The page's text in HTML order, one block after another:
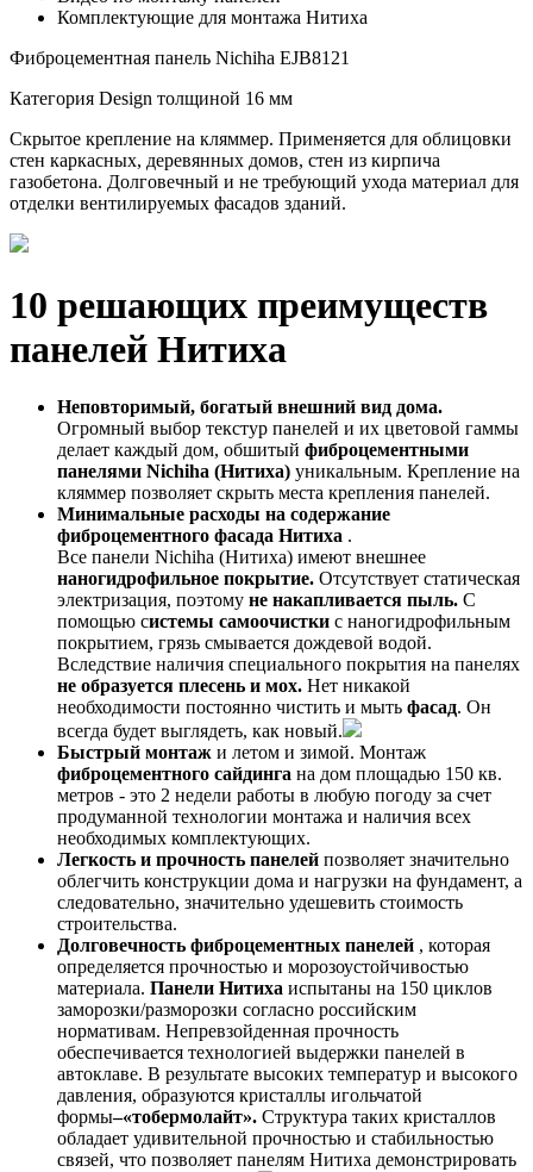
Комплектующие для монтажа Нитиха
Фиброцементная панель Nichiha EJB8121
Категория Design толщиной 16 мм
Скрытое крепление на кляммер. Применяется для облицовки
стен каркасных, деревянных домов, стен из кирпича
газобетона. Долговечный и не требующий ухода материал для
отделки вентилируемых фасадов зданий.
10 решающих преимуществ
панелей Нитиха
Неповторимый, богатый внешний вид дома.
Огромный выбор текстур панелей и их цветовой гаммы
делает каждый дом, обшитый фиброцементными
панелями Nichiha (Нитиха) уникальным. Крепление на
кляммер позволяет скрыть места крепления панелей.
Минимальные расходы на содержание
фиброцементного фасада Нитиха .
Все панели Nichiha (Нитиха) имеют внешнее
наногидрофильное покрытие. Отсутствует статическая
электризация, поэтому не накапливается пыль. С
помощью системы самоочистки с наногидрофильным
покрытием, грязь смывается дождевой водой.
Вследствие наличия специального покрытия на панелях
не образуется плесень и мох. Нет никакой
необходимости постоянно чистить и мыть фасад. Он
всегда будет выглядеть, как новый.
Быстрый монтаж и летом и зимой. Монтаж
фиброцементного сайдинга на дом площадью 150 кв.
метров - это 2 недели работы в любую погоду за счет
продуманной технологии монтажа и наличия всех
необходимых комплектующих.
Легкость и прочность панелей позволяет значительно
облегчить конструкции дома и нагрузки на фундамент, а
следовательно, значительно удешевить стоимость
строительства.
Долговечность фиброцементных панелей , которая
определяется прочностью и морозоустойчивостью
материала. Панели Нитиха испытаны на 150 циклов
заморозки/разморозки согласно российским
нормативам. Непревзойденная прочность
обеспечивается технологией выдержки панелей в
автоклаве. В результате высоких температур и высокого
давления, образуются кристаллы игольчатой
формы–«тобермолайт». Структура таких кристаллов
обладает удивительной прочностью и стабильностью
связей, что позволяет панелям Нитиха демонстрировать